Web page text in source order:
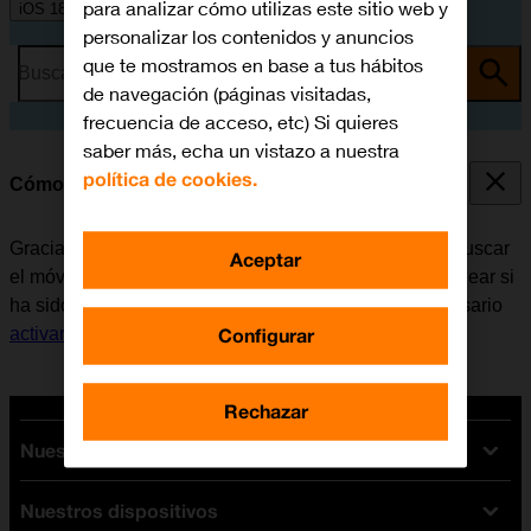
iOS 18
Busca por problema o tema
Cómo utilizar la función de Buscar mi iPhone
Gracias a la función de Buscar mi iPhone es posible buscar
el móvil en caso de pérdida, o también se puede bloquear si
ha sido robado. Para poder utilizar la función, es necesario
activar Buscar mi iPhone.
Nuestras tarifas
Tarifas Orange
Nuestros dispositivos
para analizar cómo utilizas este sitio web y
personalizar los contenidos y anuncios
que te mostramos en base a tus hábitos
de navegación (páginas visitadas,
frecuencia de acceso, etc) Si quieres
saber más, echa un vistazo a nuestra
política de cookies.
Configurar
Rechazar
Aceptar